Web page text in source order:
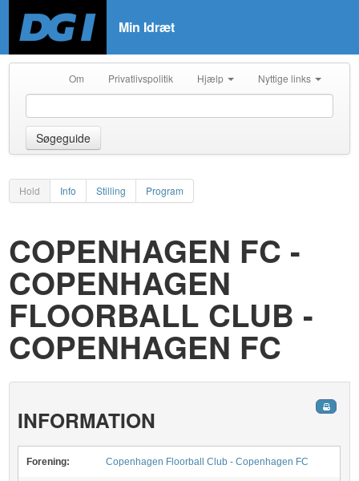
Min Idræt
Om Privatlivspolitik Hjælp Nyttige links
Søgeguide
Hold Info Stilling Program
COPENHAGEN FC -
COPENHAGEN
FLOORBALL CLUB -
COPENHAGEN FC
INFORMATION
Forening: Copenhagen Floorball Club - Copenhagen FC